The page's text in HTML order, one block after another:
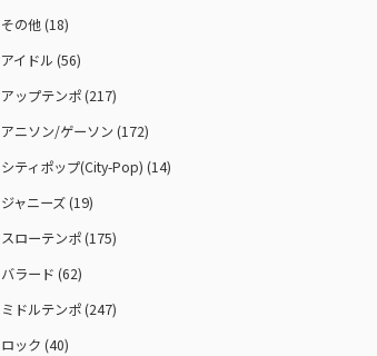
その他(18)
アイドル (56)
アップテンポ(217)
アニソン/ゲーソン (172)
シティポップ(City-Pop) (14)
ジャニーズ(19)
スローテンポ(175)
バラード (62)
ミドルテンポ(247)
ロック (40)